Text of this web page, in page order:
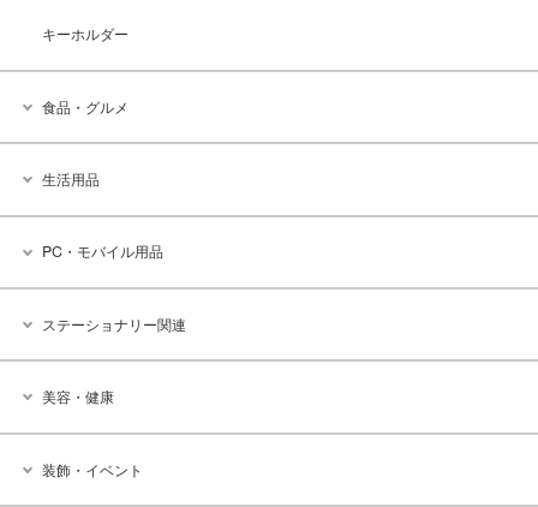
キーホルダー
食品・グルメ
生活用品
PC・モバイル用品
ステーショナリー関連
美容・健康
装飾・イベント